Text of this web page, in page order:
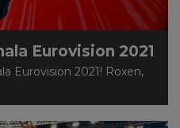
Eurovision 2021
Eurovision 2021! Roxen,